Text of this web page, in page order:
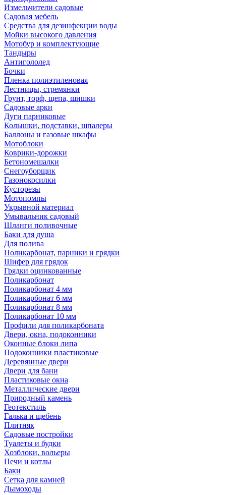
Измельчители садовые
Садовая мебель
Средства для дезинфекции воды
Мойки высокого давления
Мотобур и комплектующие
Тандыры
Антигололед
Бочки
Пленка полиэтиленовая
Лестницы, стремянки
Грунт, торф, щепа, шишки
Садовые арки
Дуги парниковые
Колышки, подставки, шпалеры
Баллоны и газовые шкафы
Мотоблоки
Коврики-дорожки
Бетономешалки
Снегоуборщик
Газонокосилки
Кусторезы
Мотопомпы
Укрывной материал
Умывальник садовый
Шланги поливочные
Баки для душа
Для полива
Поликарбонат, парники и грядки
Шифер для грядок
Грядки оцинкованные
Поликарбонат
Поликарбонат 4 мм
Поликарбонат 6 мм
Поликарбонат 8 мм
Поликарбонат 10 мм
Профили для поликарбоната
Двери, окна, подоконники
Оконные блоки липа
Подоконники пластиковые
Деревянные двери
Двери для бани
Пластиковые окна
Металлические двери
Природный камень
Геотекстиль
Галька и щебень
Плитняк
Садовые постройки
Туалеты и будки
Хозблоки, вольеры
Печи и котлы
Баки
Сетка для камней
Дымоходы